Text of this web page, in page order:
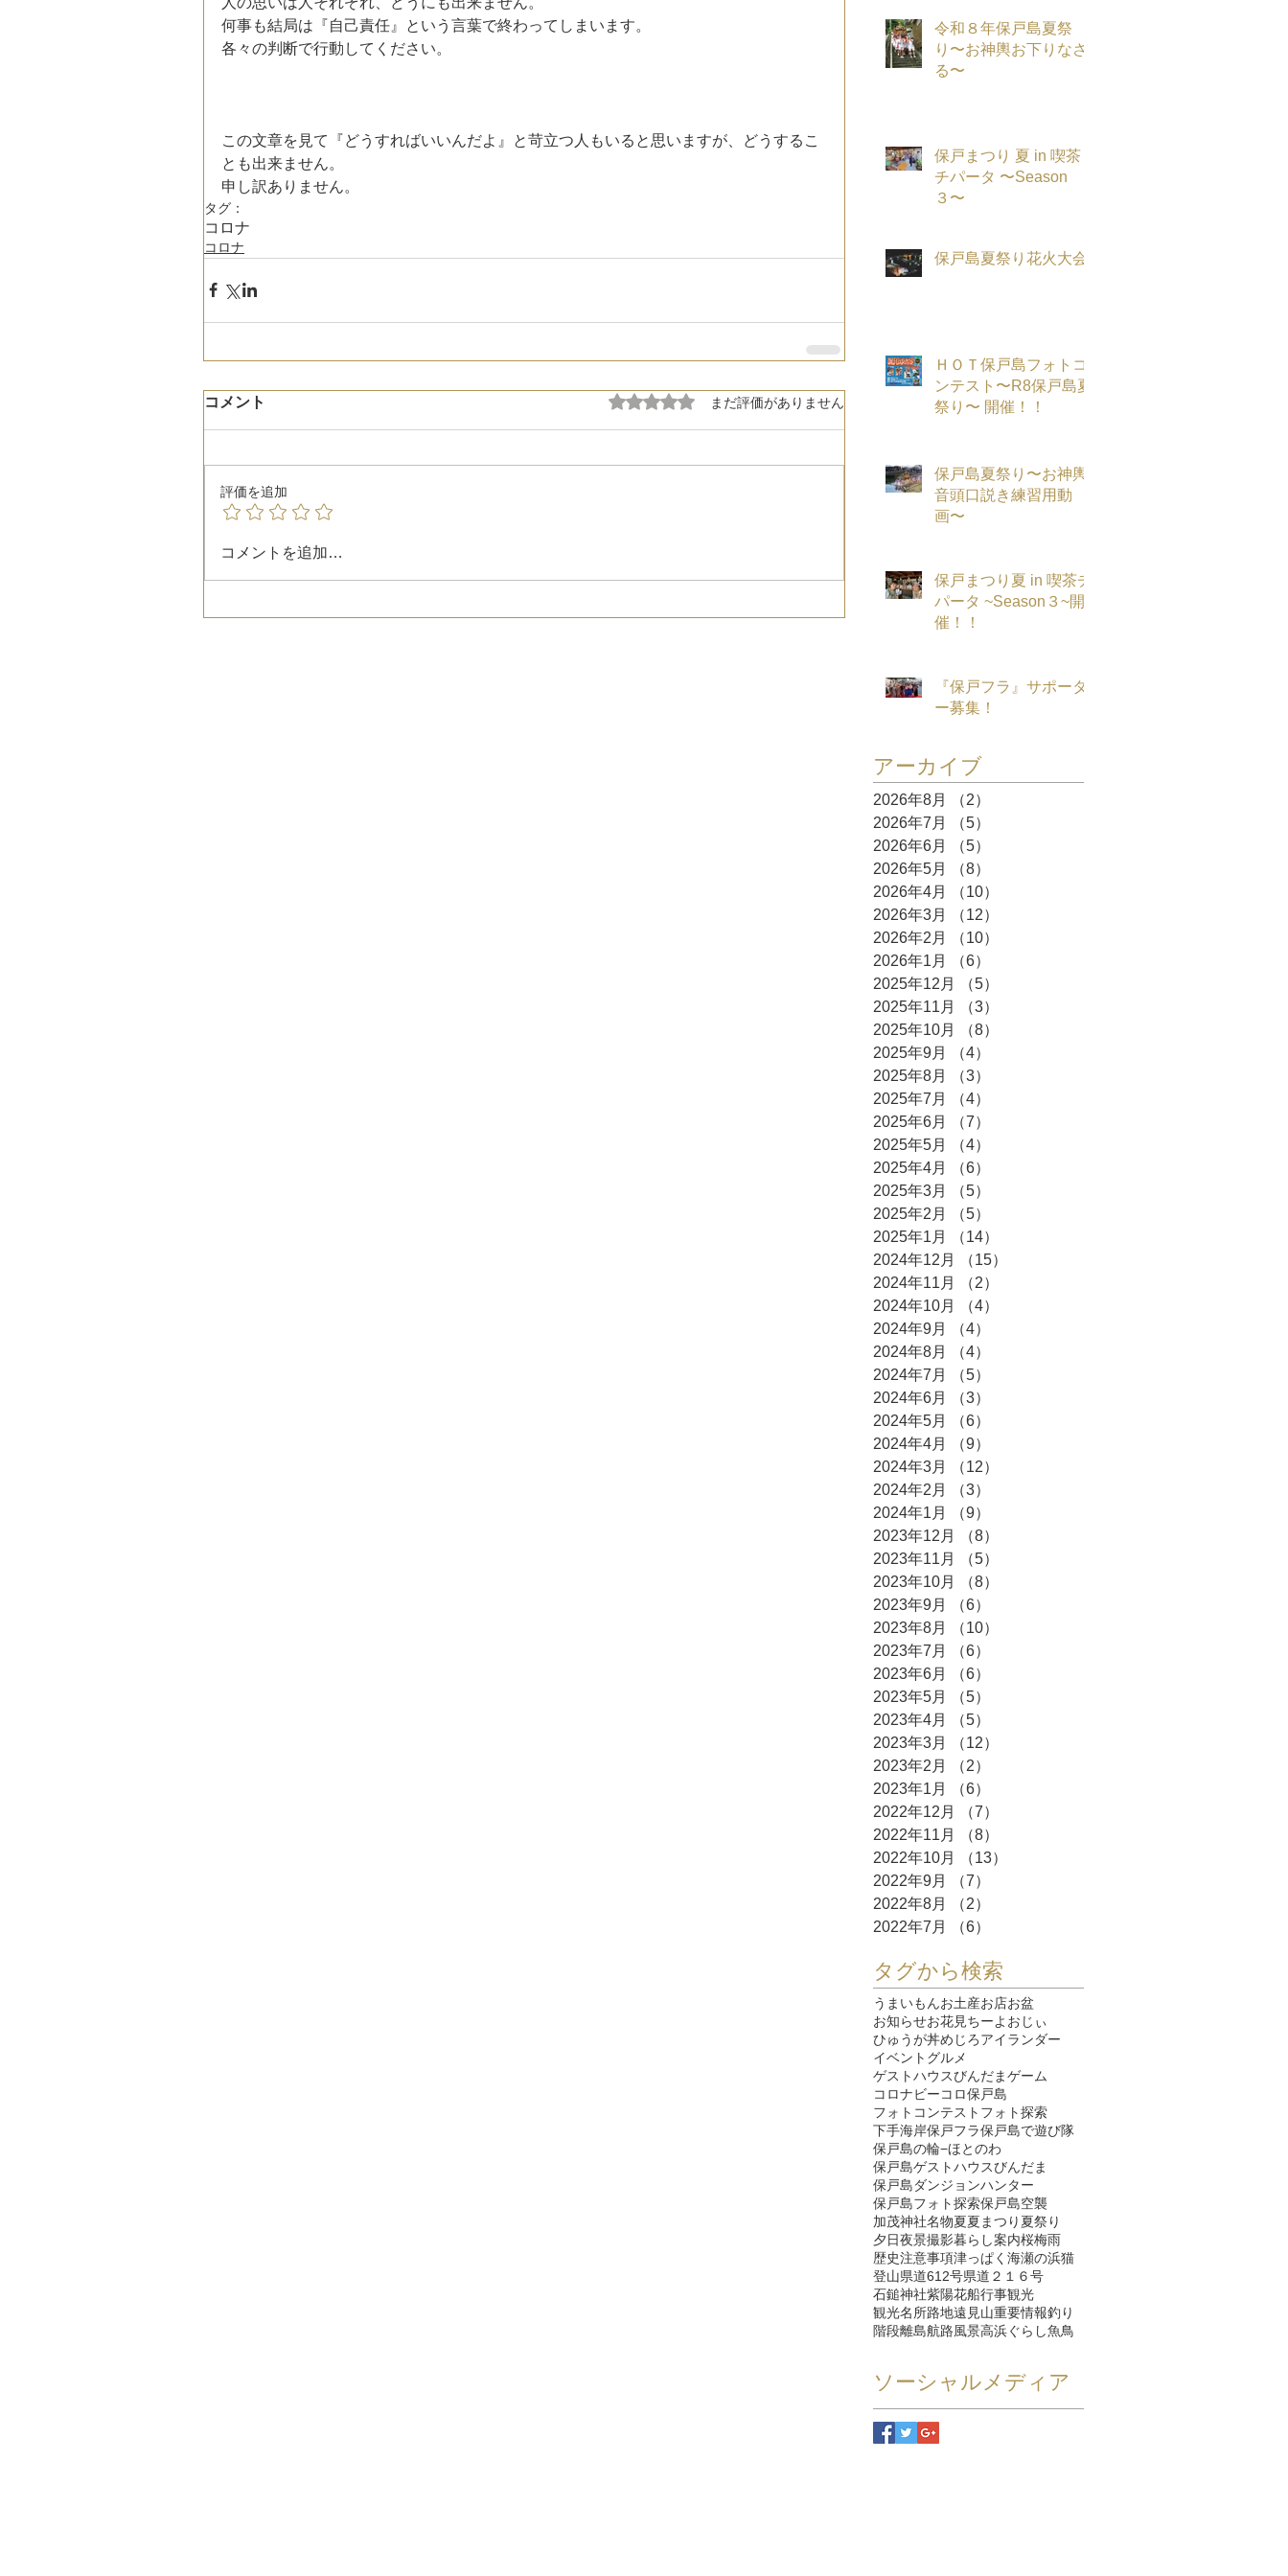
何事も結局は『自己責任』という言葉で終わってしまいます。
各々の判断で行動してください。
この文章を見て『どうすればいいんだよ』と苛立つ人もいると思いますが、どうするこ
とも出来ません。
申し訳ありません。
タグ：
コロナ
コロナ
コメント 5つ星のうち0と評価されています。
まだ評価がありません
評価を追加
コメントを追加…
令和８年保戸島夏祭
り〜お神輿お下りなさ
る〜
保戸まつり 夏 in 喫茶
チパータ 〜Season
３〜
保戸島夏祭り花火大会
ＨＯＴ保戸島フォトコ
ンテスト〜R8保戸島夏
祭り〜 開催！！
保戸島夏祭り〜お神輿
音頭口説き練習用動
画〜
保戸まつり夏 in 喫茶チ
パータ ~Season３~開
催！！
『保戸フラ』サポータ
ー募集！
アーカイブ
2026年8月 （2）
2026年7月
（5）
2026年6月
（5）
2026年5月
（8）
2026年4月
（10）
2026年3月
（12）
2026年2月
（10）
2026年1月
（6）
2025年12月
（5）
2025年11月
（3）
2025年10月
（8）
2025年9月
（4）
2025年8月
（3）
2025年7月
（4）
2025年6月
（7）
2025年5月
（4）
2025年4月
（6）
2025年3月
（5）
2025年2月
（5）
2025年1月
（14）
2024年12月
（15）
2024年11月
（2）
2024年10月
（4）
2024年9月
（4）
2024年8月
（4）
2024年7月
（5）
2024年6月
（3）
2024年5月
（6）
2024年4月
（9）
2024年3月
（12）
2024年2月
（3）
2024年1月
（9）
2023年12月
（8）
2023年11月
（5）
2023年10月
（8）
2023年9月
（6）
2023年8月
（10）
2023年7月
（6）
2023年6月
（6）
2023年5月
（5）
2023年4月
（5）
2023年3月
（12）
2023年2月
（2）
2023年1月
（6）
2022年12月
（7）
2022年11月
（8）
2022年10月
（13）
2022年9月
（7）
2022年8月
（2）
2022年7月
（6）
タグから検索
うまいもんお土産お店お盆
お知らせお花見ちーよおじぃ
ひゅうが丼めじろアイランダー
イベント グルメ
ゲストハウスびんだまゲーム
コロナビーコロ保戸島
フォトコンテスト フォト探索
下手海岸保戸フラ保戸島で遊び隊
保戸島の輪−ほとのわ
保戸島ゲストハウスびんだま
保戸島ダンジョンハンター
保戸島フォト探索保戸島空襲
加茂神社名物夏夏まつり 夏祭り
夕日夜景撮影暮らし案内桜梅雨
歴史注意事項津っぱく 海瀬の浜猫
登山県道612号県道２１６号
石鎚神社紫陽花船行事観光
観光名所路地遠見山重要情報釣り
階段離島航路 風景高浜ぐらし魚鳥
ソーシャルメディア